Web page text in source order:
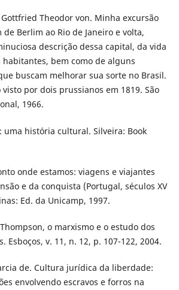
Gottfried Theodor von. Minha excursão
Berlim ao Rio de Janeiro e volta,
descrição dessa capital, da vida
habitantes, bem como de alguns
buscam melhorar sua sorte no Brasil.
visto por dois prussianos em 1819. São
1966.
uma história cultural. Silveira: Book
onde estamos: viagens e viajantes
e da conquista (Portugal, séculos XV
Ed. da Unicamp, 1997.
o marxismo e o estudo dos
Esboços, v. 11, n. 12, p. 107-122, 2004.
de. Cultura jurídica da liberdade:
envolvendo escravos e forros na